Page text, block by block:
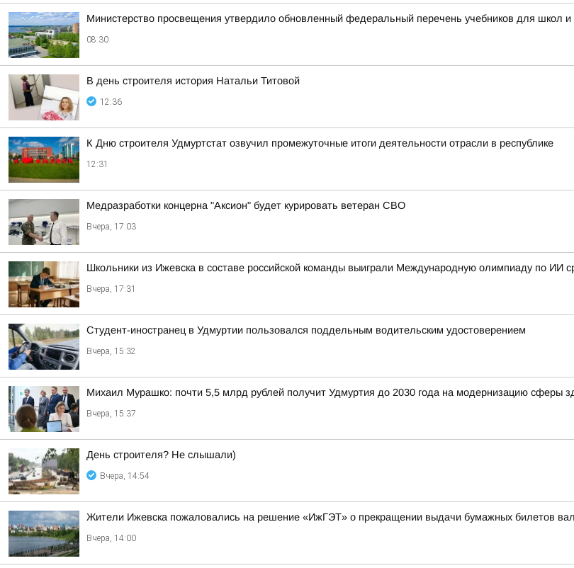
Министерство просвещения утвердило обновленный федеральный перечень учебников для школ
08:30
В день строителя история Натальи Титовой
12:36
К Дню строителя Удмуртстат озвучил промежуточные итоги деятельности отрасли в республике
12:31
Медразработки концерна "Аксион" будет курировать ветеран СВО
Вчера, 17:03
Школьники из Ижевска в составе российской команды выиграли Международную олимпиаду по ИИ
Вчера, 17:31
Студент-иностранец в Удмуртии пользовался поддельным водительским удостоверением
Вчера, 15:32
Михаил Мурашко: почти 5,5 млрд рублей получит Удмуртия до 2030 года на модернизацию сферы
Вчера, 15:37
День строителя? Не слышали)
Вчера, 14:54
Жители Ижевска пожаловались на решение «ИжГЭТ» о прекращении выдачи бумажных билетов
Вчера, 14:00